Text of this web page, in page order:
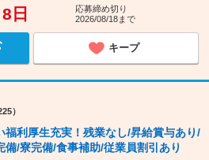
8日
応募締め切り
2026/08/18まで
キープ
）
福利厚生充実！残業なし/昇給賞与あり/
備/寮完備/食事補助/従業員割引あり